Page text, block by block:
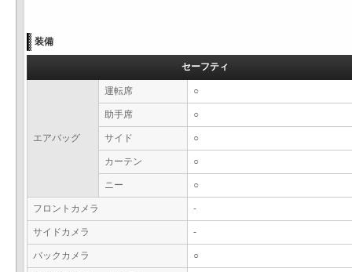
装備
セーフティ
エアバッグ
運転席 ○
助手席 ○
サイド ○
カーテン ○
ニー ○
フロントカメラ -
サイドカメラ -
バックカメラ ○